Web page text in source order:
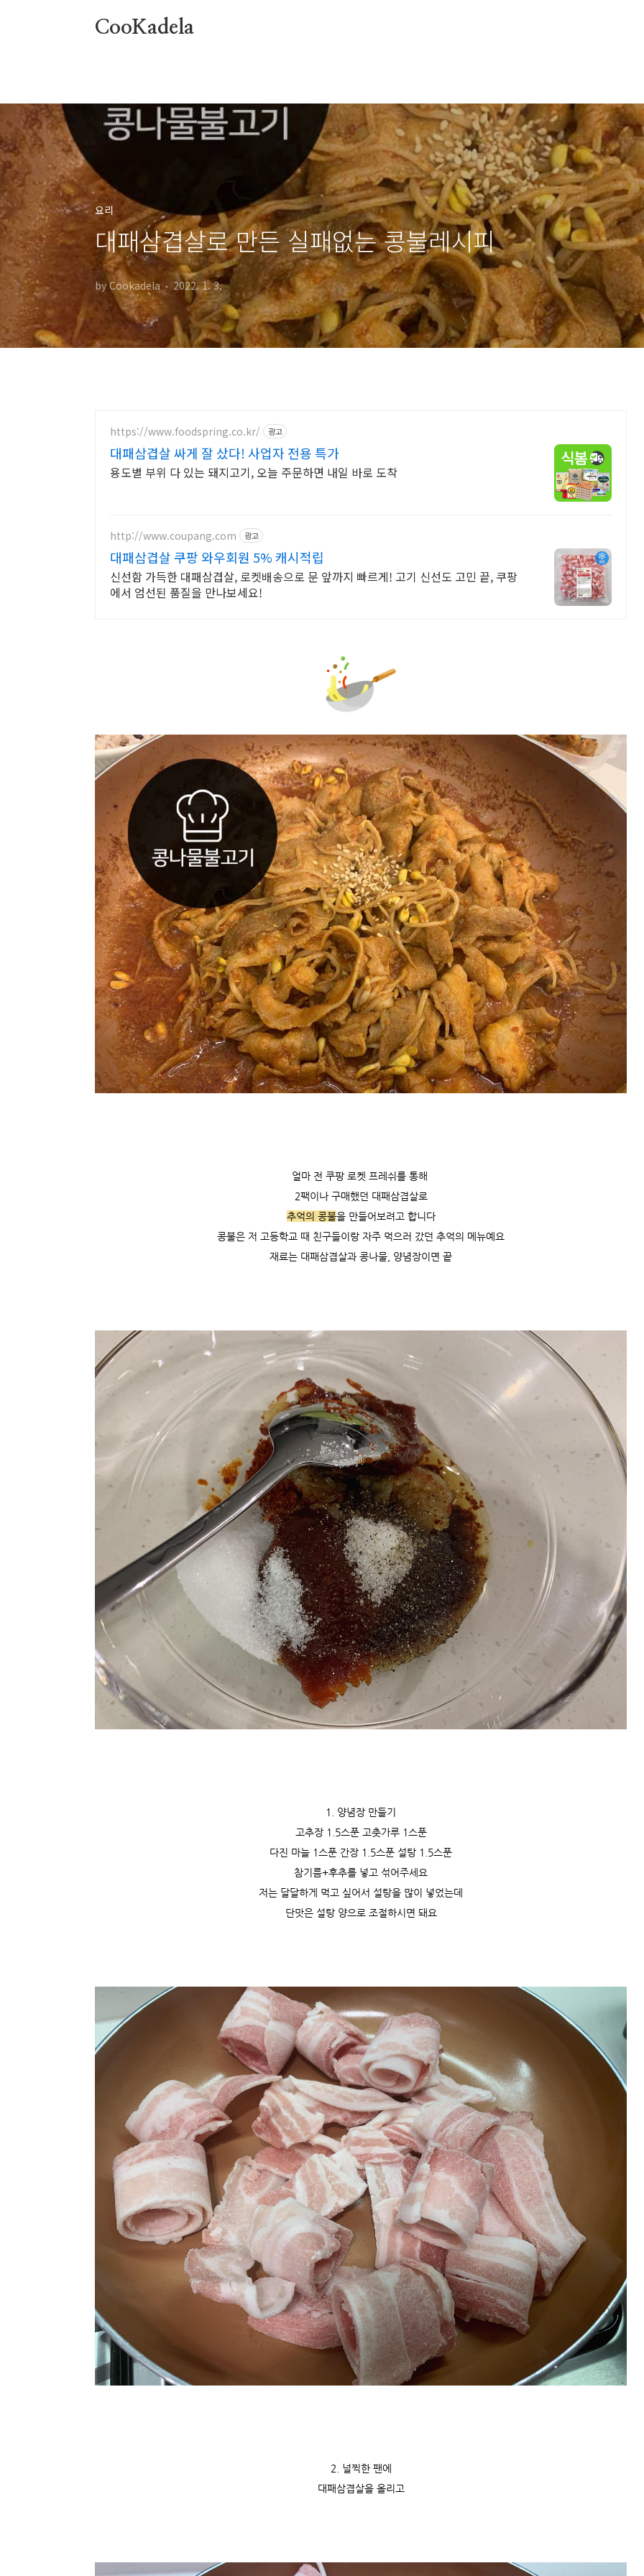
CooKadela
요리
대패삼겹살로 만든 실패없는 콩불레시피
by Cookadela 2022. 1. 3.
https://www.foodspring.co.kr/ 광고
대패삼겹살 싸게 잘 샀다! 사업자 전용 특가
용도별 부위 다 있는 돼지고기, 오늘 주문하면 내일 바로 도착
http://www.coupang.com 광고
대패삼겹살 쿠팡 와우회원 5% 캐시적립
신선함 가득한 대패삼겹살, 로켓배송으로 문 앞까지 빠르게! 고기 신선도 고민 끝, 쿠팡
에서 엄선된 품질을 만나보세요!
얼마 전 쿠팡 로켓 프레쉬를 통해
2팩이나 구매했던 대패삼겹살로
추억의 콩불을 만들어보려고 합니다
콩불은 저 고등학교 때 친구들이랑 자주 먹으러 갔던 추억의 메뉴예요
재료는 대패삼겹살과 콩나물, 양념장이면 끝
1. 양념장 만들기
고추장 1.5스푼 고춧가루 1스푼
다진 마늘 1스푼 간장 1.5스푼 설탕 1.5스푼
참기름+후추를 넣고 섞어주세요
저는 달달하게 먹고 싶어서 설탕을 많이 넣었는데
단맛은 설탕 양으로 조절하시면 돼요
2. 널찍한 팬에
대패삼겹살을 올리고